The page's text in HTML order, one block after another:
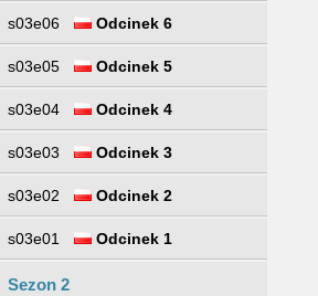
s03e06 Odcinek 6
s03e05 Odcinek 5
s03e04 Odcinek 4
s03e03 Odcinek 3
s03e02 Odcinek 2
s03e01 Odcinek 1
Sezon 2